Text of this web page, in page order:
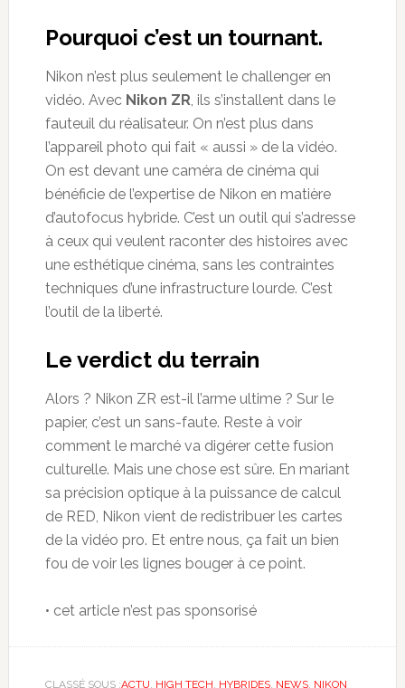
Pourquoi c’est un tournant.
Nikon n’est plus seulement le challenger en
vidéo. Avec Nikon ZR, ils s’installent dans le
fauteuil du réalisateur. On n’est plus dans
l’appareil photo qui fait « aussi » de la vidéo.
On est devant une caméra de cinéma qui
bénéficie de l’expertise de Nikon en matière
d’autofocus hybride. C’est un outil qui s’adresse
à ceux qui veulent raconter des histoires avec
une esthétique cinéma, sans les contraintes
techniques d’une infrastructure lourde. C’est
l’outil de la liberté.
Le verdict du terrain
Alors ? Nikon ZR est-il l’arme ultime ? Sur le
papier, c’est un sans-faute. Reste à voir
comment le marché va digérer cette fusion
culturelle. Mais une chose est sûre. En mariant
sa précision optique à la puissance de calcul
de RED, Nikon vient de redistribuer les cartes
de la vidéo pro. Et entre nous, ça fait un bien
fou de voir les lignes bouger à ce point.
• cet article n’est pas sponsorisé
CLASSÉ SOUS :ACTU, HIGH TECH, HYBRIDES, NEWS, NIKON